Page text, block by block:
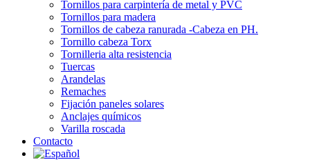
Tornillos para carpintería de metal y PVC
Tornillos para madera
Tornillos de cabeza ranurada -Cabeza en PH.
Tornillo cabeza Torx
Tornilleria alta resistencia
Tuercas
Arandelas
Remaches
Fijación paneles solares
Anclajes químicos
Varilla roscada
Contacto